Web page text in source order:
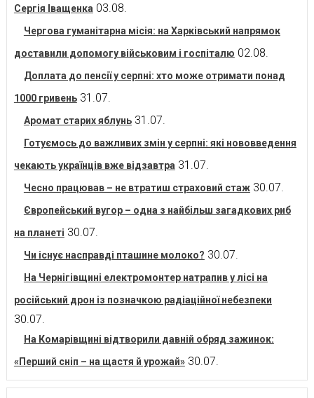
Сергія Іващенка 03.08.
Чергова гуманітарна місія: на Харківський напрямок
доставили допомогу військовим і госпіталю 02.08.
Доплата до пенсії у серпні: хто може отримати понад
1000 гривень 31.07.
Аромат старих яблунь 31.07.
Готуємось до важливих змін у серпні: які нововведення
чекають українців вже відзавтра 31.07.
Чесно працював – не втратиш страховий стаж 30.07.
Європейський вугор – одна з найбільш загадкових риб
на планеті 30.07.
Чи існує насправді пташине молоко? 30.07.
На Чернігівщині електромонтер натрапив у лісі на
російський дрон із позначкою радіаційної небезпеки
30.07.
На Комарівщині відтворили давній обряд зажинок:
«Перший сніп – на щастя й урожай» 30.07.